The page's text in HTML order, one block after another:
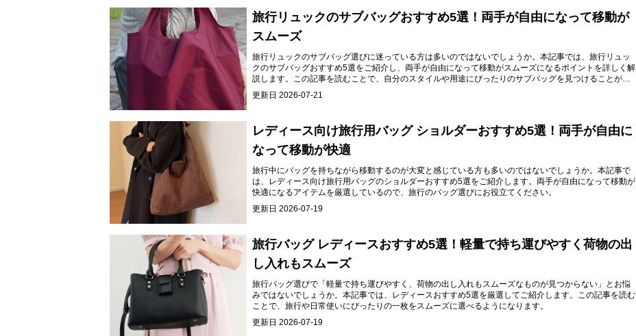
旅行リュックのサブバッグおすすめ5選！両手が自由になって移動が
スムーズ
旅行リュックのサブバッグ選びに迷っている方は多いのではないでしょうか。本記事では、旅行リュッ
クのサブバッグおすすめ5選をご紹介し、両手が自由になって移動がスムーズになるポイントを詳しく解
説します。この記事を読むことで、自分のスタイルや用途にぴったりのサブバッグを見つけることがで
きます。
更新日 2026-07-21
レディース向け旅行用バッグ ショルダーおすすめ5選！両手が自由に
なって移動が快適
旅行中にバッグを持ちながら移動するのが大変と感じている方も多いのではないでしょうか。本記事で
は、レディース向け旅行用バッグのショルダーおすすめ5選をご紹介します。両手が自由になって移動が
快適になるアイテムを厳選しているので、旅行のバッグ選びにお役立てください。
更新日 2026-07-19
旅行バッグ レディースおすすめ5選！軽量で持ち運びやすく荷物の出
し入れもスムーズ
旅行バッグ選びで「軽量で持ち運びやすく、荷物の出し入れもスムーズなものが見つからない」とお悩
みではないでしょうか。本記事では、レディースおすすめ5選を厳選してご紹介します。この記事を読む
ことで、旅行や日常使いにぴったりの一枚をスムーズに選べるようになります。
更新日 2026-07-19